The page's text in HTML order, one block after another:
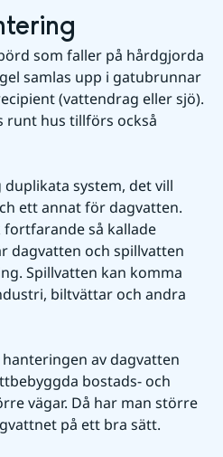
som faller på hårdgjorda
samlas upp i gatubrunnar
(vattendrag eller sjö).
runt hus tillförs också
system, det vill
ett annat för dagvatten.
fortfarande så kallade
dagvatten och spillvatten
Spillvatten kan komma
biltvättar och andra
av dagvatten
bostads- och
vägar. Då har man större
på ett bra sätt.